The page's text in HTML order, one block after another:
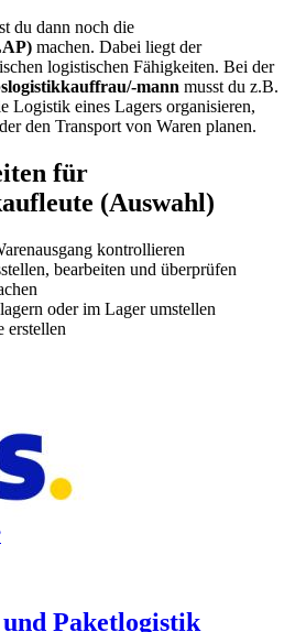
du dann noch die
machen. Dabei liegt der
logistischen Fähigkeiten. Bei der
mann musst du z.B.
Logistik eines Lagers organisieren,
den Transport von Waren planen.
für
(Auswahl)
kontrollieren
bearbeiten und überprüfen
oder im Lager umstellen
erstellen
Paketlogistik